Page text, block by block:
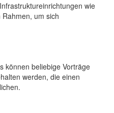
Infrastruktureinrichtungen wie
um sich
können beliebige Vorträge
werden, die einen